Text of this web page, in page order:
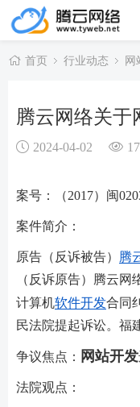
首页 行业动态 网
腾云网络关于
2024-04-02
案号：（2017）闽
案件简介：
原告（反诉被告） 腾
（反诉原告）腾云
计算机 软件开发合同
民法院提起诉讼。福
争议焦点： 网站开发
法院观点：